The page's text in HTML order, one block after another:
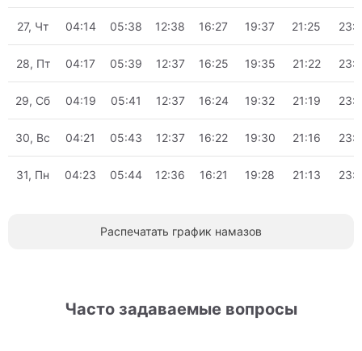
27, Чт 04:14 05:38 12:38 16:27 19:37 21:25
28, Пт 04:17 05:39 12:37 16:25 19:35 21:22
29, Сб 04:19 05:41 12:37 16:24 19:32 21:19
30, Вс 04:21 05:43 12:37 16:22 19:30 21:16
31, Пн 04:23 05:44 12:36 16:21 19:28 21:13
Распечатать график намазов
Часто задаваемые вопросы